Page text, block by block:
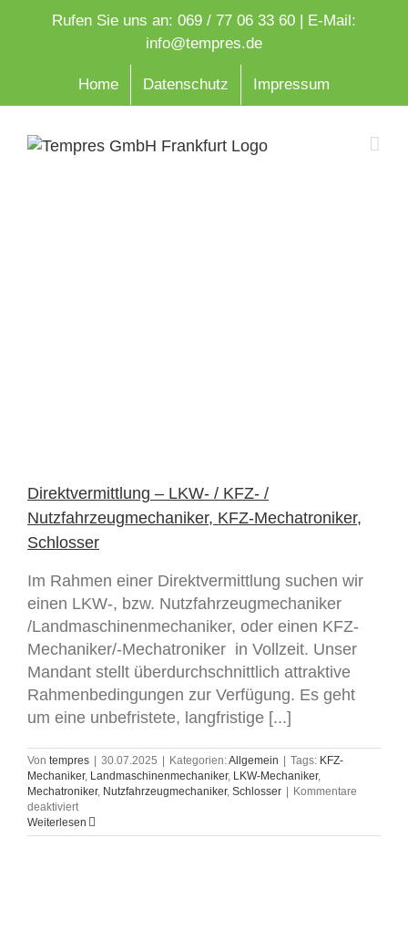
Rufen Sie uns an: 069 / 77 06 33 60 | E-Mail:
info@tempres.de
Home Datenschutz Impressum
Direktvermittlung – LKW- / KFZ- /
Nutzfahrzeugmechaniker, KFZ-Mechatroniker,
Schlosser
Im Rahmen einer Direktvermittlung suchen wir
einen LKW-, bzw. Nutzfahrzeugmechaniker
/Landmaschinenmechaniker, oder einen KFZ-
Mechaniker/-Mechatroniker in Vollzeit. Unser
Mandant stellt überdurchschnittlich attraktive
Rahmenbedingungen zur Verfügung. Es geht
um eine unbefristete, langfristige [...]
Von tempres 30.07.2025 Kategorien:Allgemein Tags: KFZ-
Mechaniker, Landmaschinenmechaniker, LKW-Mechaniker,
Mechatroniker, Nutzfahrzeugmechaniker, Schlosser
Kommentare
deaktiviertfür
Direktvermittlung
–
Weiterlesen